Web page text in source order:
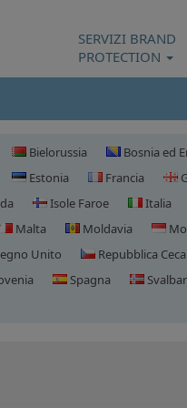
SERVIZI BRAND
PROTECTION
Bielorussia Bosnia ed
Estonia Francia
Isole Faroe Italia
Malta Moldavia
Unito Repubblica Ceca
Spagna